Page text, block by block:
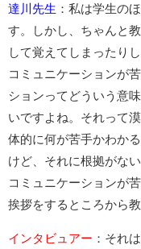
達川先生 ：私は学生の
す。しかし、ちゃんと
して覚えてしまったり
コミュニケーションが
ションってどういう意
いですよね。それって
体的に何が苦手かわか
けど、それに根拠がな
コミュニケーションが
挨拶をするところから教
インタビュアー ：それ